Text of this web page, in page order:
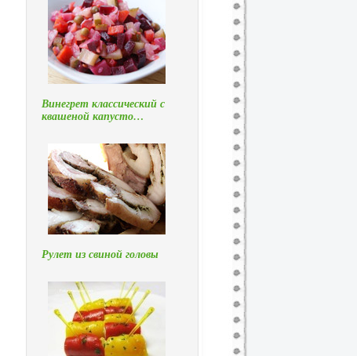
Винегрет классический с
квашеной капусто…
Рулет из свиной головы